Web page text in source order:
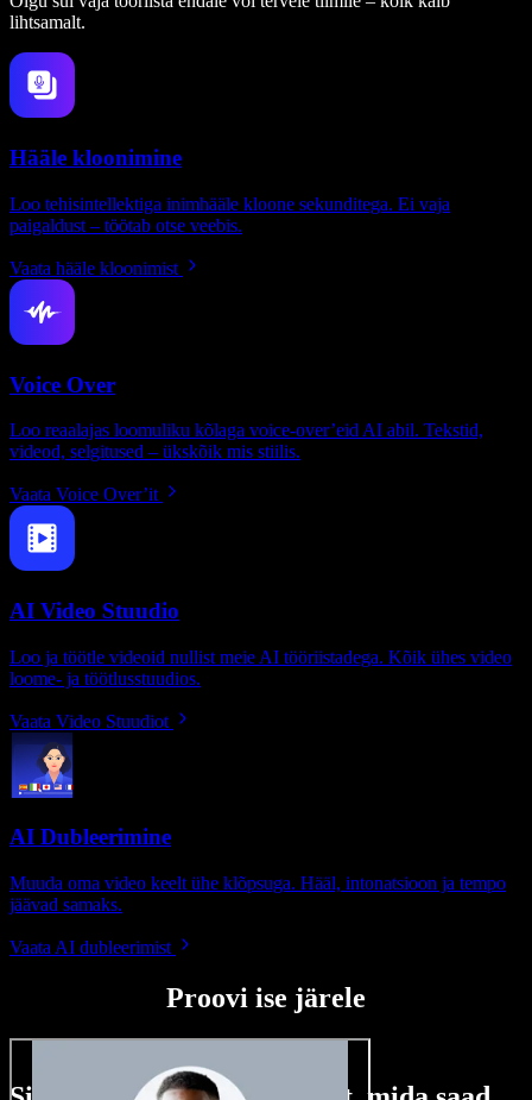
lihtsamalt.
Hääle kloonimine
Loo tehisintellektiga inimhääle kloone sekunditega. Ei vaja
paigaldust – töötab otse veebis.
Vaata hääle kloonimist
Voice Over
Loo reaalajas loomuliku kõlaga voice-over’eid AI abil. Tekstid,
videod, selgitused – ükskõik mis stiilis.
Vaata Voice Over’it
AI Video Stuudio
Loo ja töötle videoid nullist meie AI tööriistadega. Kõik ühes video
loome- ja töötlusstuudios.
Vaata Video Stuudiot
AI Dubleerimine
Muuda oma video keelt ühe klõpsuga. Hääl, intonatsioon ja tempo
jäävad samaks.
Vaata AI dubleerimist
Proovi ise järele